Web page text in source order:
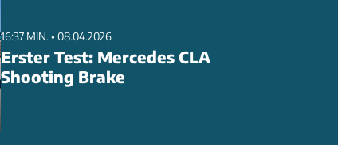
16:37 MIN. • 08.04.2026
Erster Test: Mercedes CLA
Shooting Brake